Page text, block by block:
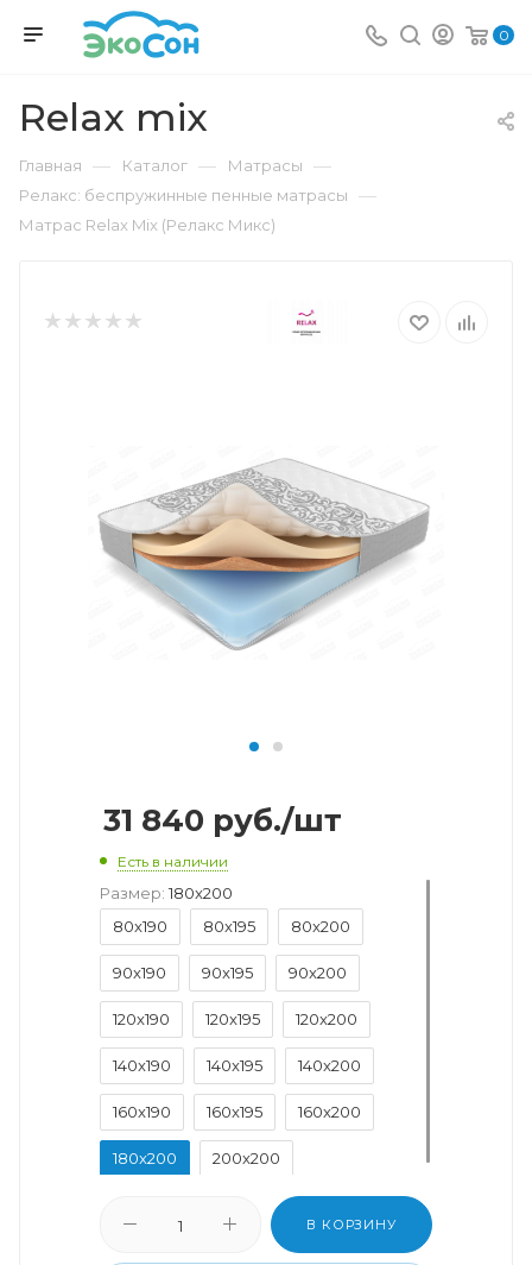
0
Relax mix
Главная — Каталог — Матрасы —
Релакс: беспружинные пенные матрасы —
Матрас Relax Mix (Релакс Микс)
31 840 руб./шт
Есть в наличии
Размер: 180x200
80x190
80x195 80x200
90x190 90x195 90x200
120x190 120x195 120x200
140x190 140x195 140x200
160x190 160x195 160x200
180x200 200x200
В КОРЗИНУ